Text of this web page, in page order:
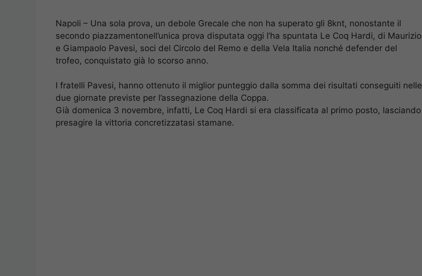
Napoli – Una sola prova, un debole Grecale che non ha superato gli 8knt, nonostante il
secondo piazzamentonell’unica prova disputata oggi l’ha spuntata Le Coq Hardi, di Maurizio
e Giampaolo Pavesi, soci del Circolo del Remo e della Vela Italia nonché defender del
trofeo, conquistato già lo scorso anno.
I fratelli Pavesi, hanno ottenuto il miglior punteggio dalla somma dei risultati conseguiti nelle
due giornate previste per l’assegnazione della Coppa.
Già domenica 3 novembre, infatti, Le Coq Hardi si era classificata al primo posto, lasciando
presagire la vittoria concretizzatasi stamane.